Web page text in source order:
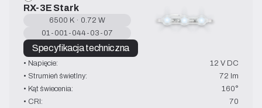
RX-3E Stark
6500 K · 0.72 W
01-001-044-03-07
Specyfikacja techniczna
• Napięcie:
12 V DC
• Strumień świetlny:
72 lm
• Kąt świecenia:
160°
• CRI:
70